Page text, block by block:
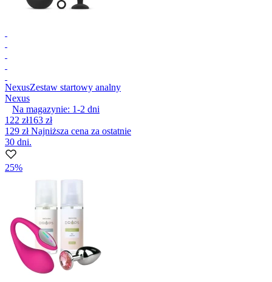
NexusZestaw startowy analny
Nexus
Na magazynie: 1-2 dni
122 zł163 zł
129 złNajniższa cena za ostatnie
30 dni.
25%